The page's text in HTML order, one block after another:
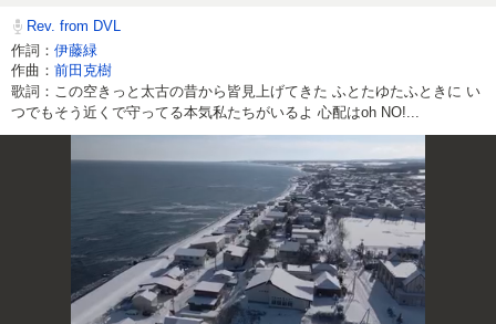
Rev. from DVL
作詞： 伊藤緑
作曲： 前田克樹
歌詞：この空きっと太古の昔から皆見上げてきた ふとたゆたふときに い
つでもそう近くで守ってる本気私たちがいるよ 心配はoh NO!...